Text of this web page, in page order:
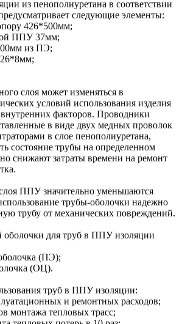
из пенополиуретана в соответствии
следующие элементы:
426*500мм;
ППУ 37мм;
из ПЭ;
слоя может изменяться в
условий использования изделия
факторов. Проводники
в виде двух медных проволок
в слое пенополиуретана,
состояние трубы на определенном
снижают затраты времени на ремонт
ППУ значительно уменьшаются
трубы-оболочки надежно
трубу от механических повреждений.
оболочки для труб в ППУ изоляции
(ПЭ);
(ОЦ).
труб в ППУ изоляции:
и ремонтных расходов;
монтажа тепловых трасс;